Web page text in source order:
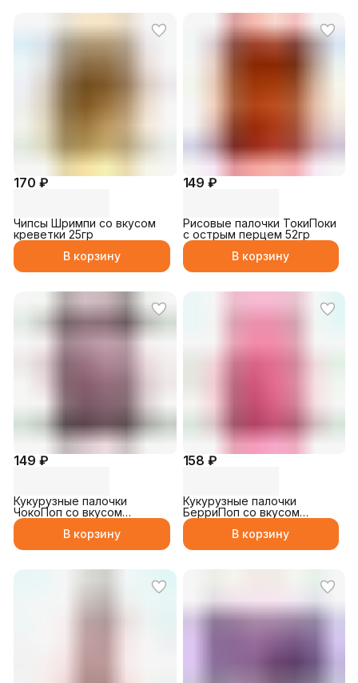
170 ₽
Чипсы Шримпи со вкусом
креветки 25гр
В корзину
149 ₽
Рисовые палочки ТокиПоки
с острым перцем 52гр
В корзину
149 ₽
Кукурузные палочки
ЧокоПоп со вкусом
шоколада 26гр
В корзину
158 ₽
Кукурузные палочки
БерриПоп со вкусом
клубники 27гр
В корзину